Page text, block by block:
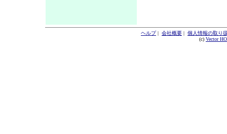
ヘルプ| 会社概要 | 個人情報の取り
(c) Vector